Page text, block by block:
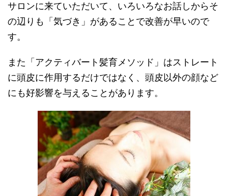
サロンに来ていただいて、いろいろなお話しからそ
の辺りも「気づき」があることで改善が早いので
す。
また「アクティバート髪育メソッド」はストレート
に頭皮に作用するだけではなく、頭皮以外の顔など
にも好影響を与えることがあります。